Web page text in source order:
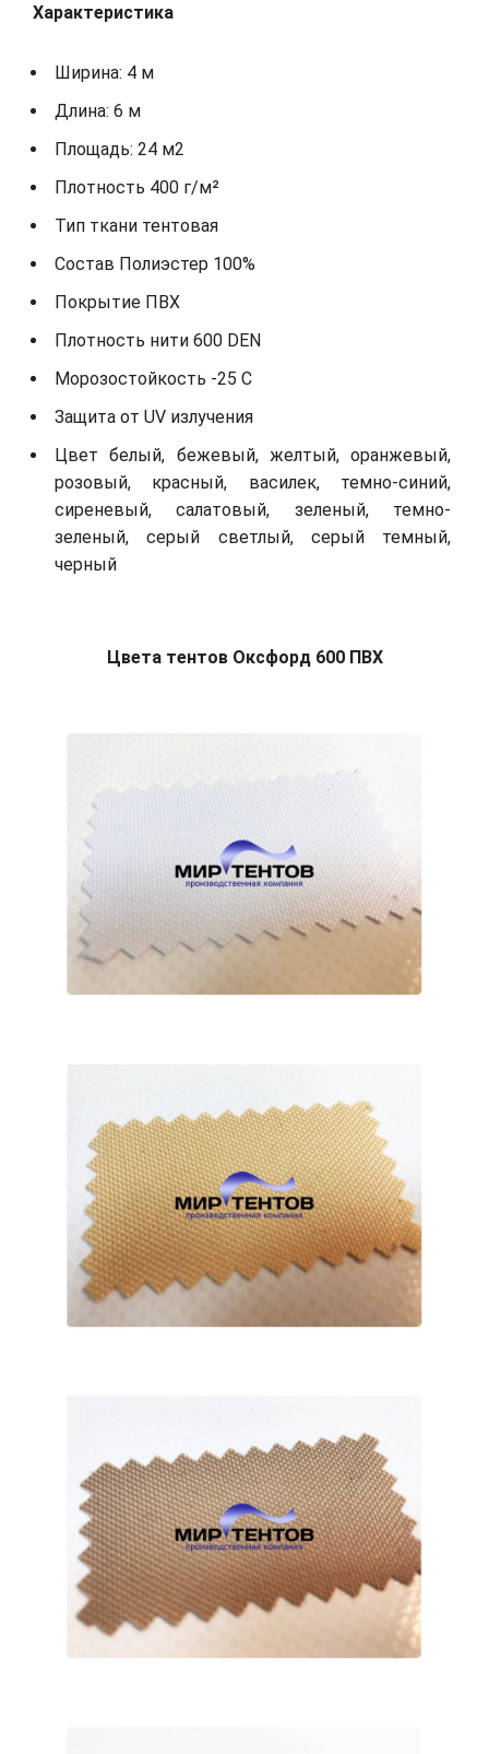
Характеристика
Ширина: 4 м
Длина: 6 м
Площадь: 24 м2
Плотность 400 г/м²
Тип ткани тентовая
Состав Полиэстер 100%
Покрытие ПВХ
Плотность нити 600 DEN
Морозостойкость -25 С
Защита от UV излучения
Цвет белый, бежевый, желтый, оранжевый,
розовый, красный, василек, темно-синий,
сиреневый, салатовый, зеленый, темно-
зеленый, серый светлый, серый темный,
черный
Цвета тентов Оксфорд 600 ПВХ